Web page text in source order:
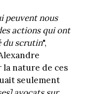
peuvent nous
actions qui ont
du scrutin",
la nature de ces
seulement